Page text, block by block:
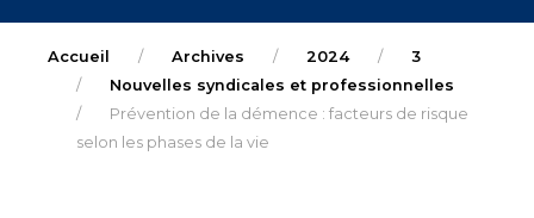
Accueil Archives 2024
3
Nouvelles syndicales et professionnelles
Prévention de la démence : facteurs de risque
selon les phases de la vie